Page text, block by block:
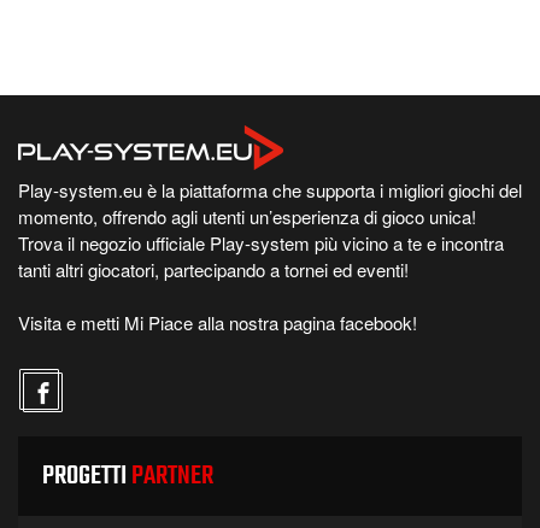
Play-system.eu è la piattaforma che supporta i migliori giochi del
momento, offrendo agli utenti un’esperienza di gioco unica!
Trova il negozio ufficiale Play-system più vicino a te e incontra
tanti altri giocatori, partecipando a tornei ed eventi!
Visita e metti Mi Piace alla nostra pagina facebook!
PROGETTIPARTNER